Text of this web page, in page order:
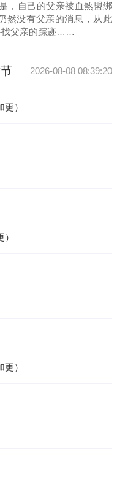
，自己的父亲被血煞盟绑
然没有父亲的消息，从此
找父亲的踪迹……
2026-08-08 08:39:20
）
）